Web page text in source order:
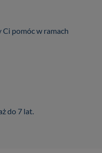
Ci pomóc w ramach
do 7 lat.